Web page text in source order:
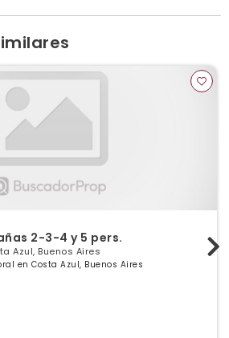
de la inmobiliaria
Complejo de cabañas 2-3-4 y 5 pers.
Azul, Buenos Aires
en Costa Azul, Buenos Aires